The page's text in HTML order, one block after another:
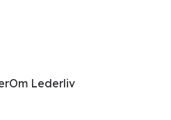
Om Lederliv